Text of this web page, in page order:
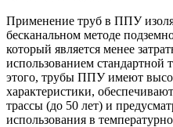
Применение труб в ППУ
бесканальном методе
который является менее
использованием
этого, трубы ППУ имеют
характеристики,
трассы (до 50 лет) и
использования в